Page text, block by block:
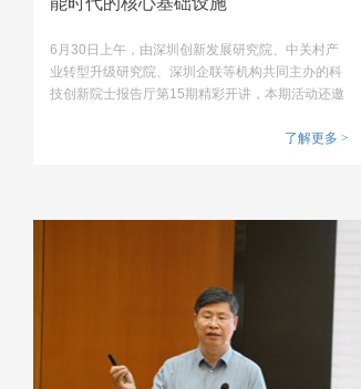
6月30日上午，由深圳创新发展研究院、中关村产
业转型升级研究院、深圳企联等机构共同主办的科
技创新院士报告厅第15期精彩开讲，本期活动还邀
会、深圳市大数据产业协会、深圳数据交易所有限
了解更多 >